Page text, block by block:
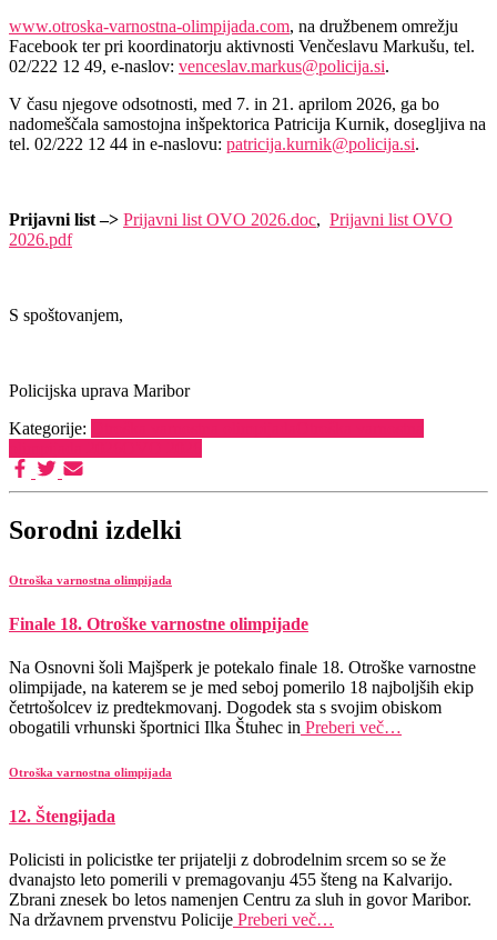
www.otroska-varnostna-olimpijada.com, na družbenem omrežju
Facebook ter pri koordinatorju aktivnosti Venčeslavu Markušu, tel.
02/222 12 49, e-naslov: venceslav.markus@policija.si.
V času njegove odsotnosti, med 7. in 21. aprilom 2026, ga bo
nadomeščala samostojna inšpektorica Patricija Kurnik, dosegljiva na
tel. 02/222 12 44 in e-naslovu: patricija.kurnik@policija.si.
Prijavni list –> Prijavni list OVO 2026.doc, Prijavni list OVO
2026.pdf
S spoštovanjem,
Policijska uprava Maribor
Kategorije:
Sorodni izdelki
Otroška varnostna olimpijada
Finale 18. Otroške varnostne olimpijade
Na Osnovni šoli Majšperk je potekalo finale 18. Otroške varnostne
olimpijade, na katerem se je med seboj pomerilo 18 najboljših ekip
četrtošolcev iz predtekmovanj. Dogodek sta s svojim obiskom
obogatili vrhunski športnici Ilka Štuhec in Preberi več…
Otroška varnostna olimpijada
12. Štengijada
Policisti in policistke ter prijatelji z dobrodelnim srcem so se že
dvanajsto leto pomerili v premagovanju 455 šteng na Kalvarijo.
Zbrani znesek bo letos namenjen Centru za sluh in govor Maribor.
Na državnem prvenstvu Policije Preberi več…